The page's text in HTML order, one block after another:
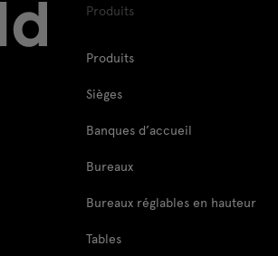
Produits
Produits
Sièges
Banques d’accueil
Bureaux
Bureaux réglables en hauteur
Tables